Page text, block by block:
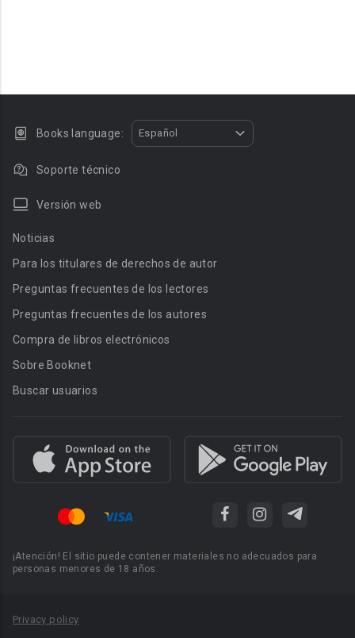
Books language: Español
Soporte técnico
Versión web
Noticias
Para los titulares de derechos de autor
Preguntas frecuentes de los lectores
Preguntas frecuentes de los autores
Compra de libros electrónicos
Sobre Booknet
Buscar usuarios
¡Atención! El sitio puede contener materiales no adecuados para
personas menores de 18 años.
Privacy policy